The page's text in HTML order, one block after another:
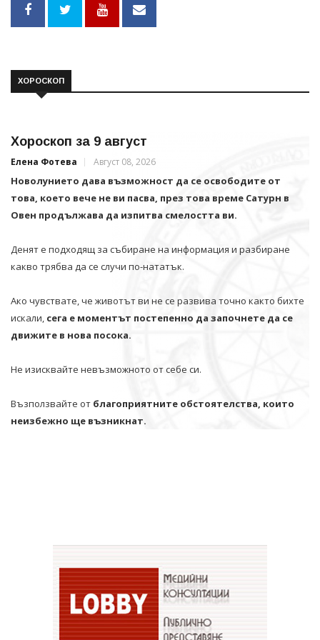
ХОРОСКОП
Хороскоп за 9 август
Елена Фотева Август 08, 2026
Новолунието дава възможност да се освободите от
това, което вече не ви пасва, през това време Сатурн в
Овен продължава да изпитва смелостта ви.
Денят е подходящ за събиране на информация и разбиране
какво трябва да се случи по-нататък.
Ако чувствате, че животът ви не се развива точно както бихте
искали, сега е моментът постепенно да започнете да се
движите в нова посока.
Не изисквайте невъзможното от себе си.
Възползвайте от благоприятните обстоятелства, които
неизбежно ще възникнат.